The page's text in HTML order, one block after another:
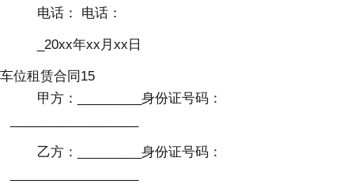
电话： 电话：
_20xx年xx月xx日
车位租赁合同15
甲方：_________身份证号码：
乙方：_________身份证号码：